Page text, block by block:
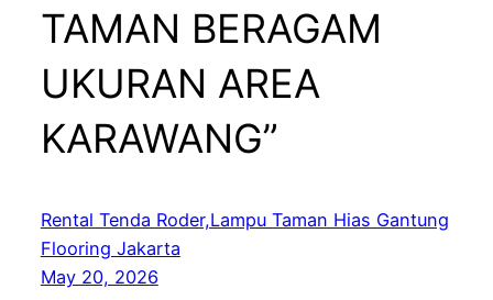
TAMAN BERAGAM
UKURAN AREA
KARAWANG”
Rental Tenda Roder,Lampu Taman Hias Gantung
Flooring Jakarta
May 20, 2026